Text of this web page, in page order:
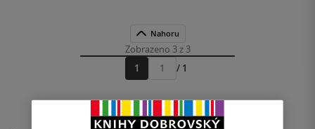
Nahoru
Zobrazeno 3 z 3
1
Přejít
stránku
/ 1